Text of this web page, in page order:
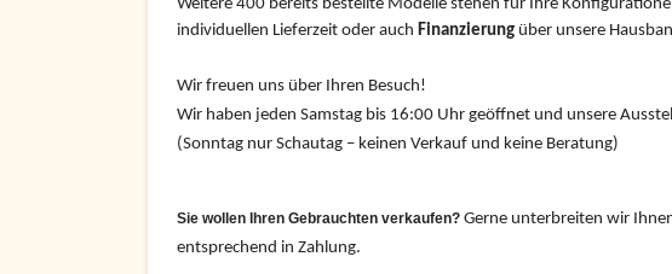
Weitere 400 bereits bestellte Modelle stehen für Ihre
individuellen Lieferzeit oder auch Finanzierung über unsere
Wir freuen uns über Ihren Besuch!
Wir haben jeden Samstag bis 16:00 Uhr geöffnet und unsere
(Sonntag nur Schautag – keinen Verkauf und keine Beratung)
Sie wollen Ihren Gebrauchten verkaufen? Gerne unterbreiten wir
entsprechend in Zahlung.